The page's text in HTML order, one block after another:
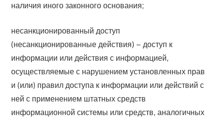
наличия иного законного основания;
несанкционированный доступ
(несанкционированные действия) – доступ к
информации или действия с информацией,
осуществляемые с нарушением установленных прав
и (или) правил доступа к информации или действий с
ней с применением штатных средств
информационной системы или средств, аналогичных